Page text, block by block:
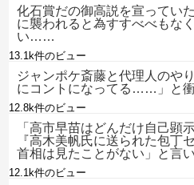
化石賞だの御高説を宣ってい
に襲われると為すすべべもな
い……
13.1k件のビュー
ジャンポケ斎藤と代理人のや
にコントになってる……」と
12.8k件のビュー
「高市早苗はどんだけ自己顕
『高木美帆氏に送られた包丁
首相は見たことがない」と言
12.1k件のビュー